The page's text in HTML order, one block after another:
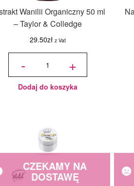
Wanilii Organiczny 50 ml
– Taylor & Colledge
29.50zł z Vat
-
ilość
Organiczny
50 ml -
Colledge +
Dodaj do koszyka
CZEKAMY NA
DOSTAWĘ